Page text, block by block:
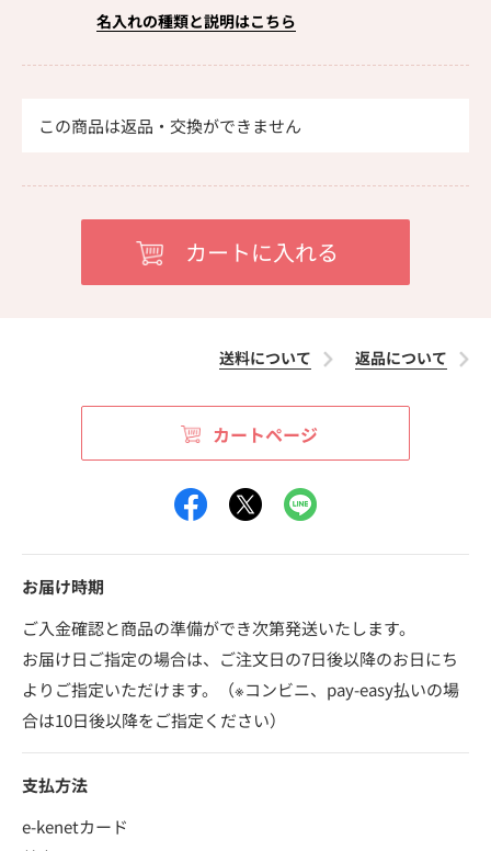
名入れの種類と説明はこちら
この商品は返品・交換ができません
送料について 返品について
カートページ
お届け時期
ご入金確認と商品の準備ができ次第発送いたします。
お届け日ご指定の場合は、ご注文日の7日後以降のお日にち
よりご指定いただけます。（※コンビニ、pay-easy払いの場
合は10日後以降をご指定ください）
支払方法
e-kenetカード